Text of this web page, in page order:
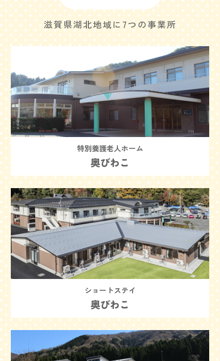
滋賀県湖北地域に7つの事業所
特別養護老人ホーム
奥びわこ
ショートステイ
奥びわこ